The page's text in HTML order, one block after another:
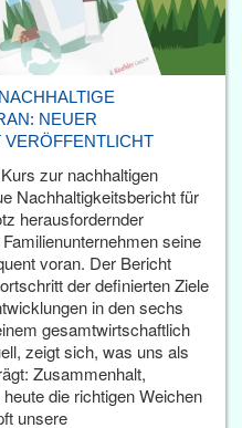
NEUER
zur nachhaltigen
Nachhaltigkeitsbericht für
herausfordernder
seine
voran. Der Bericht
der definierten Ziele
in den sechs
gesamtwirtschaftlich
zeigt sich, was uns als
Zusammenhalt,
die richtigen Weichen
unsere